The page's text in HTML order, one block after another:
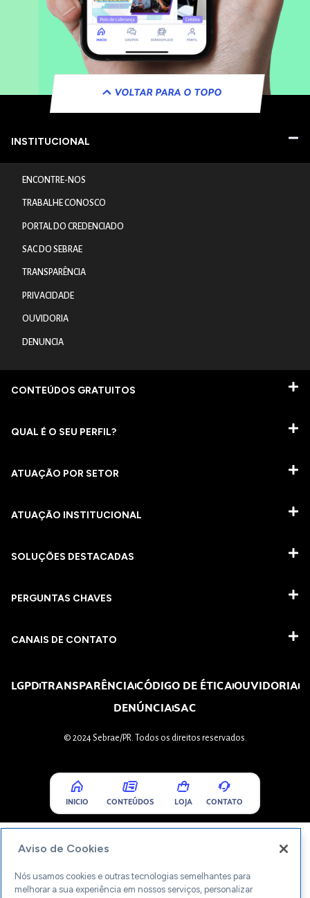
VOLTAR PARA O TOPO
INSTITUCIONAL
ENCONTRE-NOS
TRABALHE CONOSCO
PORTAL DO CREDENCIADO
SAC DO SEBRAE
TRANSPARÊNCIA
PRIVACIDADE
OUVIDORIA
DENUNCIA
CONTEÚDOS GRATUITOS
QUAL É O SEU PERFIL?
ATUAÇÃO POR SETOR
ATUAÇÃO INSTITUCIONAL
SOLUÇÕES DESTACADAS
PERGUNTAS CHAVES​
CANAIS DE CONTATO
LGPDTRANSPARÊNCIACÓDIGO DE ÉTICAOUVIDORIA
DENÚNCIASAC
© 2024 Sebrae/PR. Todos os direitos reservados.
INICIO CONTEÚDOS LOJA CONTATO
Aviso de Cookies
Nós usamos cookies e outras tecnologias semelhantes para
melhorar a sua experiência em nossos serviços, personalizar